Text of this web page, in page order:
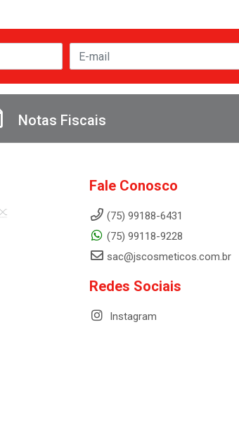
Notas Fiscais
Fale Conosco
(75) 99188-6431
(75) 99118-9228
sac@jscosmeticos.com.br
Redes Sociais
Instagram